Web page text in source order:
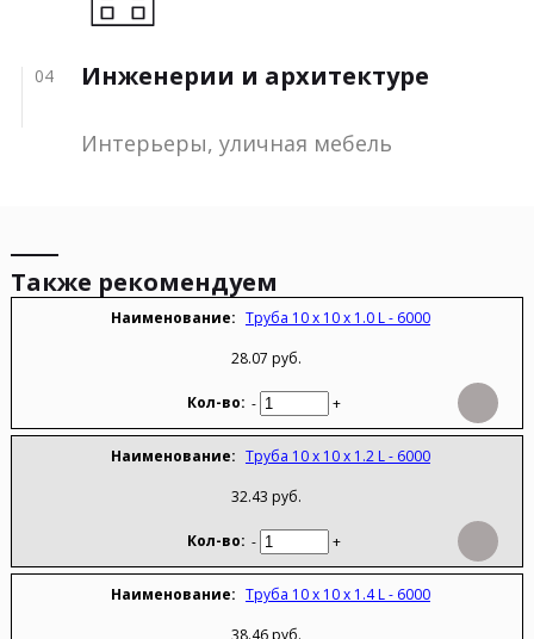
04 Инженерии и архитектуре
Интерьеры, уличная мебель
Также рекомендуем
Труба 10 х 10 х 1.0 L - 6000
28.07 руб.
- +
Труба 10 х 10 х 1.2 L - 6000
32.43 руб.
- +
Труба 10 х 10 х 1.4 L - 6000
38.46 руб.